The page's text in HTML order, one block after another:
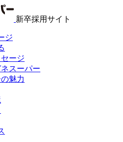
新卒採用サイト
ジ
ージ
スーパー
魅力